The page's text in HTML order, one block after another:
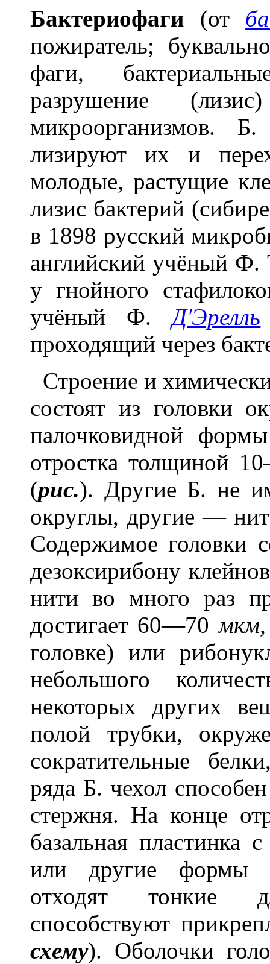
Бактериофаги (от
пожиратель;
фаги,
разрушение
микроорганизмов.
лизируют их и
молодые, растущие
лизис бактерий
в 1898 русский
английский учёный Ф.
у гнойного
учёный Ф.Д'Эрелль
проходящий через
Строение и
состоят из головки
палочковидной
отростка толщиной
(рис.). Другие Б. не
округлы, другие —
Содержимое головки
дезоксирибону
нити во много раз
достигает 60—70мкм,
головке) или
небольшого
некоторых других
полой трубки,
сократительные
ряда Б. чехол
стержня. На конце
базальная пластинка
или другие формы
отходят тонкие
способствуют
схему). Оболочки